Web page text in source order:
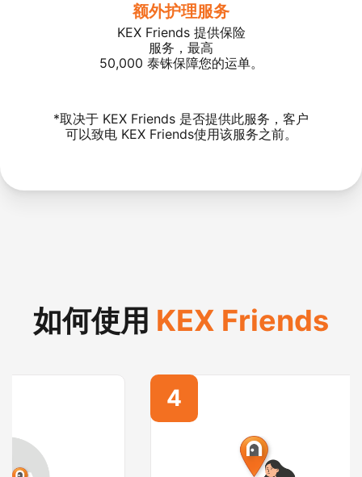
额外护理服务
KEX Friends 提供保险
服务，最高
50,000 泰铢保障您的运单。
*取决于 KEX Friends 是否提供此服务，客户
可以致电 KEX Friends使用该服务之前。
如何使用 KEX Friends